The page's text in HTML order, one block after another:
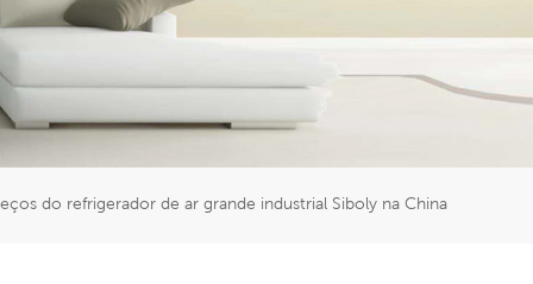
do refrigerador de ar grande industrial Siboly na China
er
5951777